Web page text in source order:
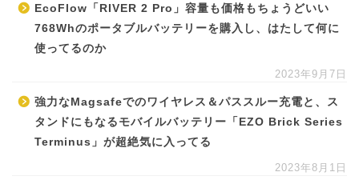
EcoFlow「RIVER 2 Pro」容量も価格もちょうどいい
768Whのポータブルバッテリーを購入し、はたして何に
使ってるのか
2023年9月7日
強力なMagsafeでのワイヤレス＆パススルー充電と、ス
タンドにもなるモバイルバッテリー「EZO Brick Series
Terminus」が超絶気に入ってる
2023年8月1日